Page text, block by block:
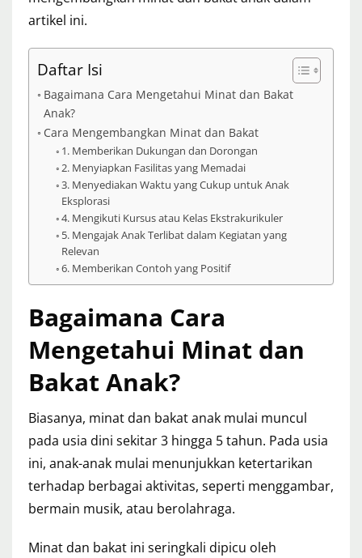
artikel ini.
Daftar Isi
Bagaimana Cara Mengetahui Minat dan Bakat
Anak?
Cara Mengembangkan Minat dan Bakat
1. Memberikan Dukungan dan Dorongan
2. Menyiapkan Fasilitas yang Memadai
3. Menyediakan Waktu yang Cukup untuk Anak
Eksplorasi
4. Mengikuti Kursus atau Kelas Ekstrakurikuler
5. Mengajak Anak Terlibat dalam Kegiatan yang
Relevan
6. Memberikan Contoh yang Positif
Bagaimana Cara
Mengetahui Minat dan
Bakat Anak?
Biasanya, minat dan bakat anak mulai muncul
pada usia dini sekitar 3 hingga 5 tahun. Pada usia
ini, anak-anak mulai menunjukkan ketertarikan
terhadap berbagai aktivitas, seperti menggambar,
bermain musik, atau berolahraga.
Minat dan bakat ini seringkali dipicu oleh